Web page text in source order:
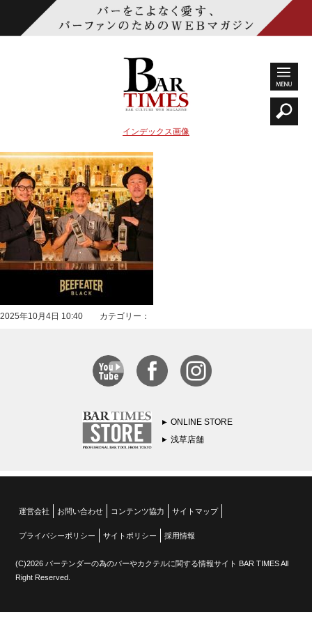
インデックス画像
2025年10月4日 10:40 カテゴリー：
ONLINE STORE
浅草店舗
運営会社 お問い合わせ コンテンツ協力 サイトマップ
プライバシーポリシー サイトポリシー 採用情報
(C)2026 バーテンダーの為のバーやカクテルに関する情報サイト BAR TIMES All
Right Reserved.